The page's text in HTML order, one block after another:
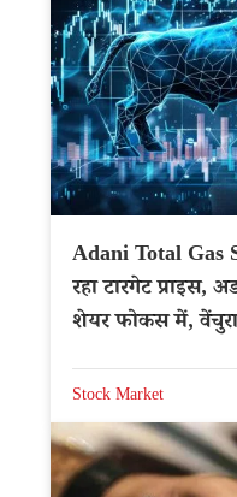
Adani Total Gas
रहा टारगेट प्राइस,
शेयर फोकस में,
Stock Market